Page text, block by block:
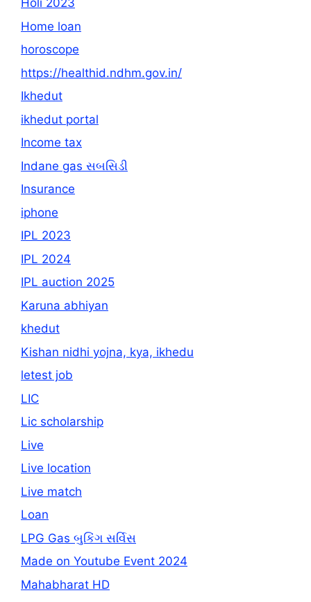
Holi 2023
Home loan
horoscope
https://healthid.ndhm.gov.in/
Ikhedut
ikhedut portal
Income tax
Indane gas સબસિડી
Insurance
iphone
IPL 2023
IPL 2024
IPL auction 2025
Karuna abhiyan
khedut
Kishan nidhi yojna, kya, ikhedu
letest job
LIC
Lic scholarship
Live
Live location
Live match
Loan
LPG Gas બુકિંગ સર્વિસ
Made on Youtube Event 2024
Mahabharat HD